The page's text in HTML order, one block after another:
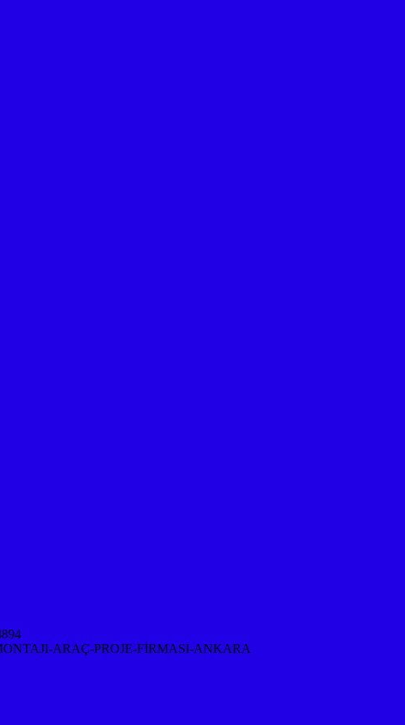
ARAÇ-PROJE-FİRMASI-ANKARA